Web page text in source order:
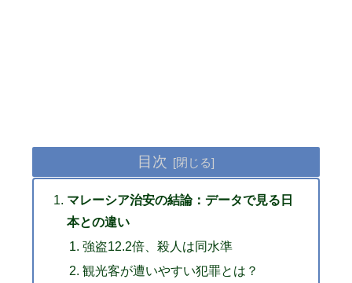
目次
マレーシア治安の結論：データで見る日
本との違い
強盗12.2倍、殺人は同水準
観光客が遭いやすい犯罪とは？